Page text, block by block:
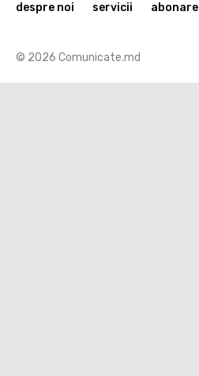
© 2026 Comunicate.md
despre noi servicii abonare